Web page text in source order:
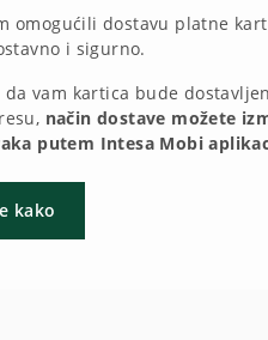
omogućili dostavu platne
i sigurno.
da vam kartica bude
način dostave možete
putem Intesa Mobi
kako